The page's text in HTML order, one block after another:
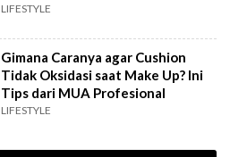
LIFESTYLE
Gimana Caranya agar Cushion
Tidak Oksidasi saat Make Up? Ini
Tips dari MUA Profesional
LIFESTYLE